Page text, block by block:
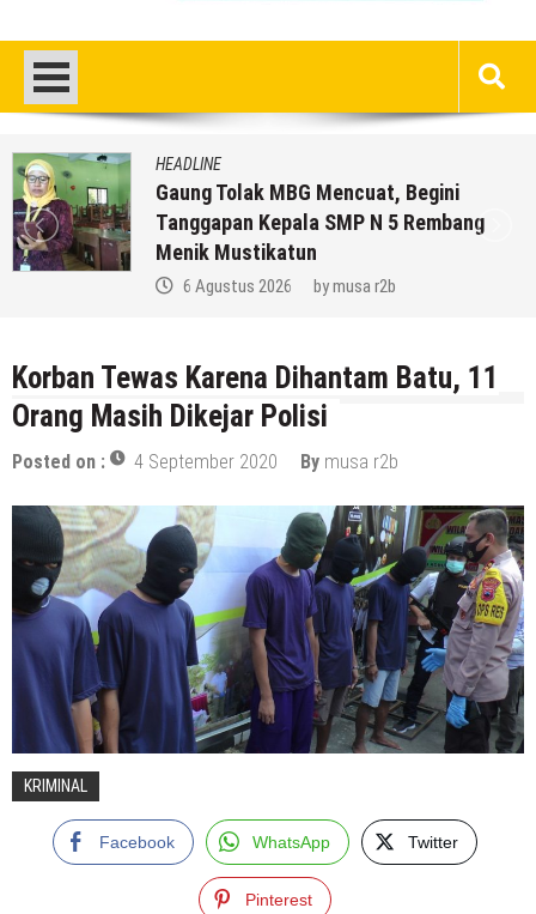
HEADLINE
Gaung Tolak MBG Mencuat, Begini
Tanggapan Kepala SMP N 5 Rembang
Menik Mustikatun
6 Agustus 2026 bymusa r2b
Korban Tewas Karena Dihantam Batu, 11
Orang Masih Dikejar Polisi
Posted on : 4 September 2020 By musa r2b
KRIMINAL
Facebook WhatsApp Twitter
Pinterest